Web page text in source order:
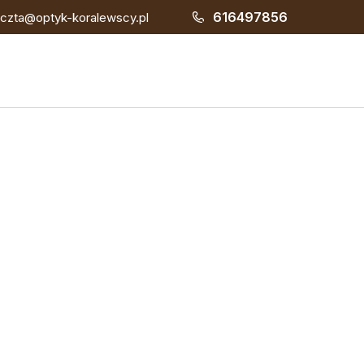
koralewscy.pl 616497856